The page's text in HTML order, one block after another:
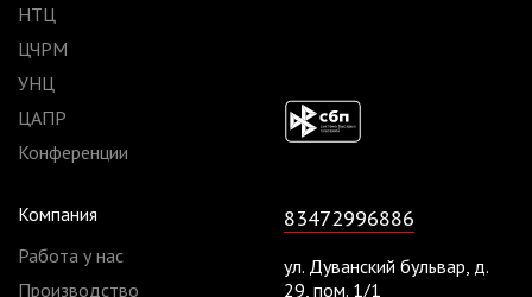
НТЦ
ЦЧРМ
УНЦ
ЦАПР
Конференции
Компания
Работа у нас
Производство
83472996886
ул. Дуванский бульвар, д.
29, пом. 1/1